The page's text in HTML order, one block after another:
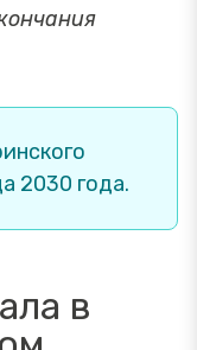
2030 года.
в